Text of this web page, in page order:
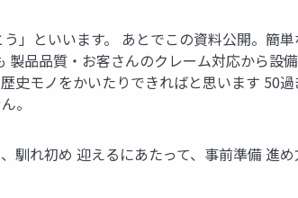
」といいます。 あとでこの資料公開。簡
品品質・お客さんのクレーム対応から設
史モノをかいたりできればと思います 50
。
れ初め 迎えるにあたって、事前準備 進